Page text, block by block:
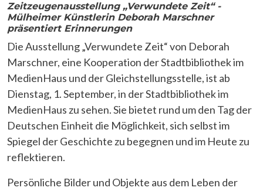
Zeitzeugenausstellung „Verwundete Zeit“ -
Mülheimer Künstlerin Deborah Marschner
präsentiert Erinnerungen
Die Ausstellung „Verwundete Zeit“ von Deborah
Marschner, eine Kooperation der Stadtbibliothek im
MedienHaus und der Gleichstellungsstelle, ist ab
Dienstag, 1. September, in der Stadtbibliothek im
MedienHaus zu sehen. Sie bietet rund um den Tag der
Deutschen Einheit die Möglichkeit, sich selbst im
Spiegel der Geschichte zu begegnen und im Heute zu
reflektieren.
Persönliche Bilder und Objekte aus dem Leben der